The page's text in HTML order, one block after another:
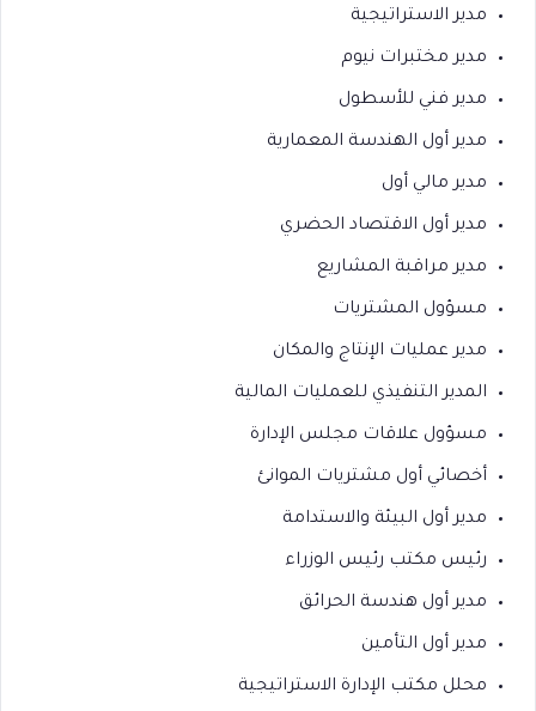
مدير الاستراتيجية
مدير مختبرات نيوم
مدير فني للأسطول
مدير أول الهندسة المعمارية
مدير مالي أول
مدير أول الاقتصاد الحضري
مدير مراقبة المشاريع
مسؤول المشتريات
مدير عمليات الإنتاج والمكان
المدير التنفيذي للعمليات المالية
مسؤول علاقات مجلس الإدارة
أخصائي أول مشتريات الموانئ
مدير أول البيئة والاستدامة
رئيس مكتب رئيس الوزراء
مدير أول هندسة الحرائق
مدير أول التأمين
محلل مكتب الإدارة الاستراتيجية